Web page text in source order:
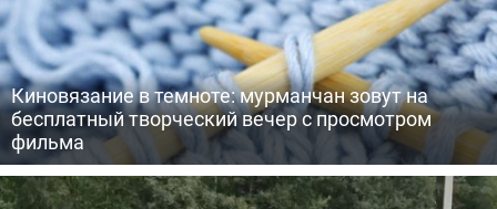
Киновязание в темноте: мурманчан зовут на
бесплатный творческий вечер с просмотром
фильма